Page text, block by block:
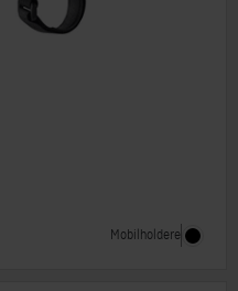
Mobilholdere